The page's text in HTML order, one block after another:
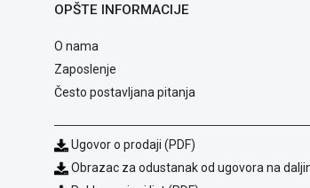
OPŠTE INFORMACIJE
O nama
Zaposlenje
Često postavljana pitanja
Ugovor o prodaji (PDF)
Obrazac za odustanak od ugovora na